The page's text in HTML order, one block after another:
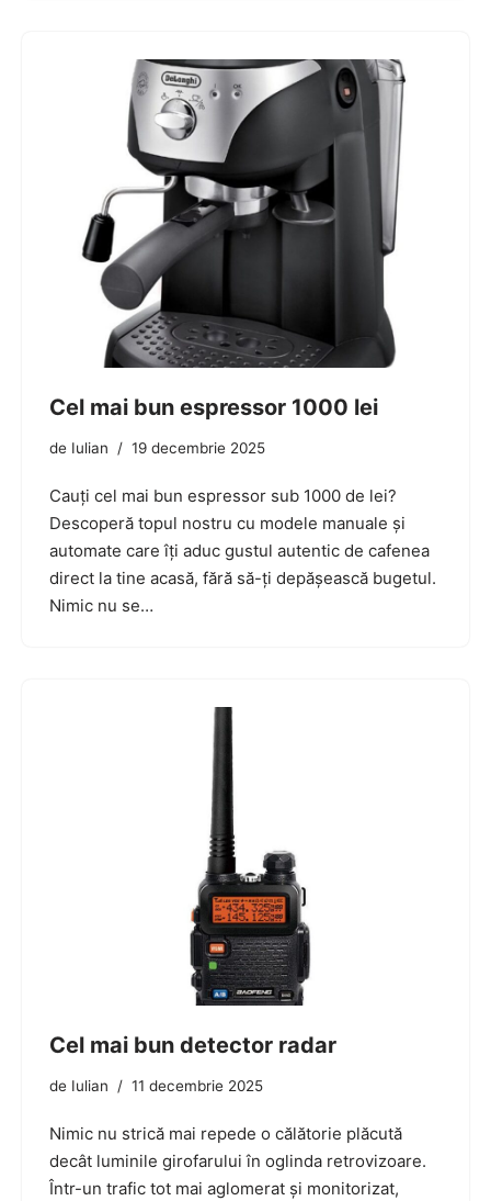
Cel mai bun espressor 1000 lei
de Iulian 19 decembrie 2025
Cauți cel mai bun espressor sub 1000 de lei?
Descoperă topul nostru cu modele manuale și
automate care îți aduc gustul autentic de cafenea
direct la tine acasă, fără să-ți depășească bugetul.
Nimic nu se…
Cel mai bun detector radar
de Iulian 11 decembrie 2025
Nimic nu strică mai repede o călătorie plăcută
decât luminile girofarului în oglinda retrovizoare.
Într-un trafic tot mai aglomerat și monitorizat,